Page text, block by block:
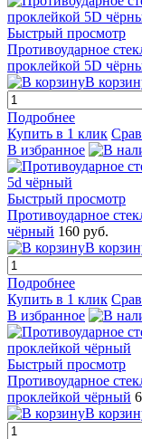
Быстрый просмотр
Противоударное
проклейкой 5D
В
Подробнее
Купить в 1 клик
В избранное
Быстрый просмотр
Противоударное
чёрный 160 руб.
В
Подробнее
Купить в 1 клик
В избранное
Быстрый просмотр
Противоударное
проклейкой чёрный
В